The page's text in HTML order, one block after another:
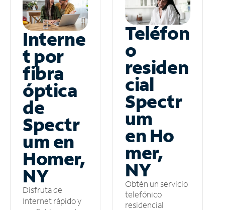
Interne
t por
fibra
óptica
de
Spectr
um en
Homer,
NY
Disfruta de
Internet rápido y
Teléfon
o
residen
cial
Spectr
um
en Ho
mer,
NY
Obtén un servicio
telefónico
residencial